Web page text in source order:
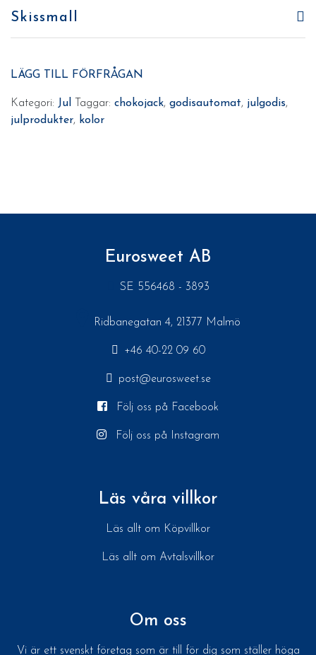
Skissmall
LÄGG TILL FÖRFRÅGAN
Kategori: Jul Taggar: chokojack, godisautomat, julgodis,
julprodukter, kolor
Eurosweet AB
SE 556468 - 3893
Ridbanegatan 4, 21377 Malmö
+46 40-22 09 60
post@eurosweet.se
Följ oss på Facebook
Följ oss på Instagram
Läs våra villkor
Läs allt om Köpvillkor
Läs allt om Avtalsvillkor
Om oss
Vi är ett svenskt företag som är till för dig som ställer höga